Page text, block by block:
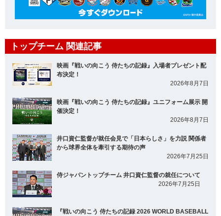
トップチーム 関連記事
映画『戦いの向こう 侍たちの記録』入場者プレゼント配
布決定！
2026年8月7日
映画『戦いの向こう 侍たちの記録』ユニフォーム展示 開
催決定！
2026年8月7日
井口資仁監督が就任会見で「日本らしさ」を力説 関係者
から球界全体を牽引する期待の声
2026年7月25日
侍ジャパントップチーム 井口資仁監督の就任について
2026年7月25日
『戦いの向こう 侍たちの記録 2026 WORLD BASEBALL